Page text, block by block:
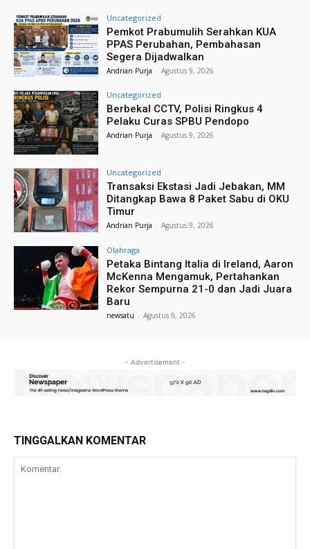
Uncategorized
Pemkot Prabumulih Serahkan KUA
PPAS Perubahan, Pembahasan
Segera Dijadwalkan
Andrian Purja - Agustus 9, 2026
Uncategorized
Berbekal CCTV, Polisi Ringkus 4
Pelaku Curas SPBU Pendopo
Andrian Purja - Agustus 9, 2026
Uncategorized
Transaksi Ekstasi Jadi Jebakan, MM
Ditangkap Bawa 8 Paket Sabu di OKU
Timur
Andrian Purja - Agustus 9, 2026
Olahraga
Petaka Bintang Italia di Ireland, Aaron
McKenna Mengamuk, Pertahankan
Rekor Sempurna 21-0 dan Jadi Juara
Baru
newsatu - Agustus 9, 2026
- Advertisement -
TINGGALKAN KOMENTAR